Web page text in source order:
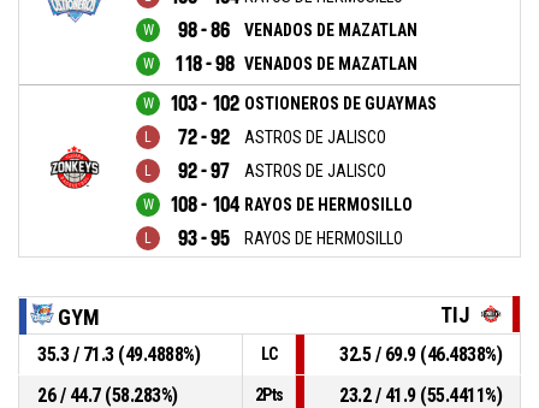
98 - 86 VENADOS DE MAZATLAN
118 - 98 VENADOS DE MAZATLAN
103 - 102 OSTIONEROS DE GUAYMAS
72 - 92 ASTROS DE JALISCO
92 - 97 ASTROS DE JALISCO
108 - 104 RAYOS DE HERMOSILLO
93 - 95 RAYOS DE HERMOSILLO
GYM TIJ
35.3 / 71.3 (49.4888%) LC
32.5 / 69.9 (46.4838%)
26 / 44.7 (58.283%)
2Pts
23.2 / 41.9 (55.4411%)